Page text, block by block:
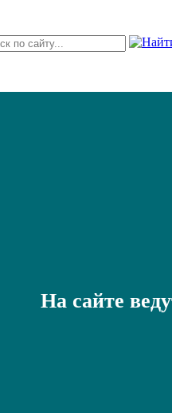
На сайте